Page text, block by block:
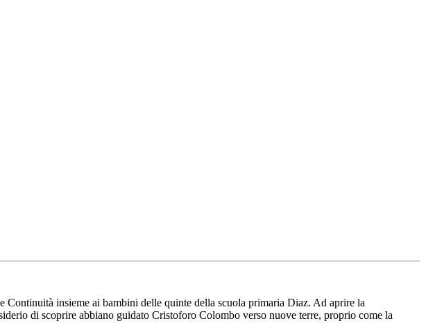
insieme ai bambini delle quinte della scuola primaria Diaz. Ad aprire la
di scoprire abbiano guidato Cristoforo Colombo verso nuove terre, proprio come la